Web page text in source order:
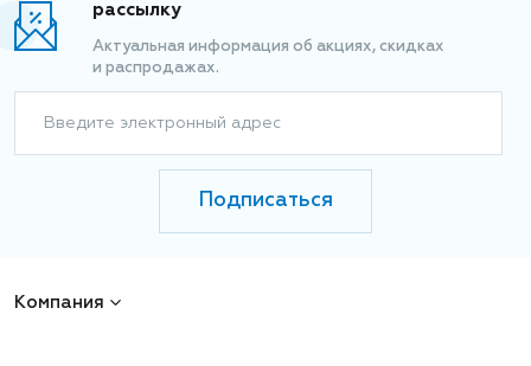
рассылку
Актуальная информация об акциях, скидках
и распродажах.
Введите электронный адрес
Подписаться
Компания